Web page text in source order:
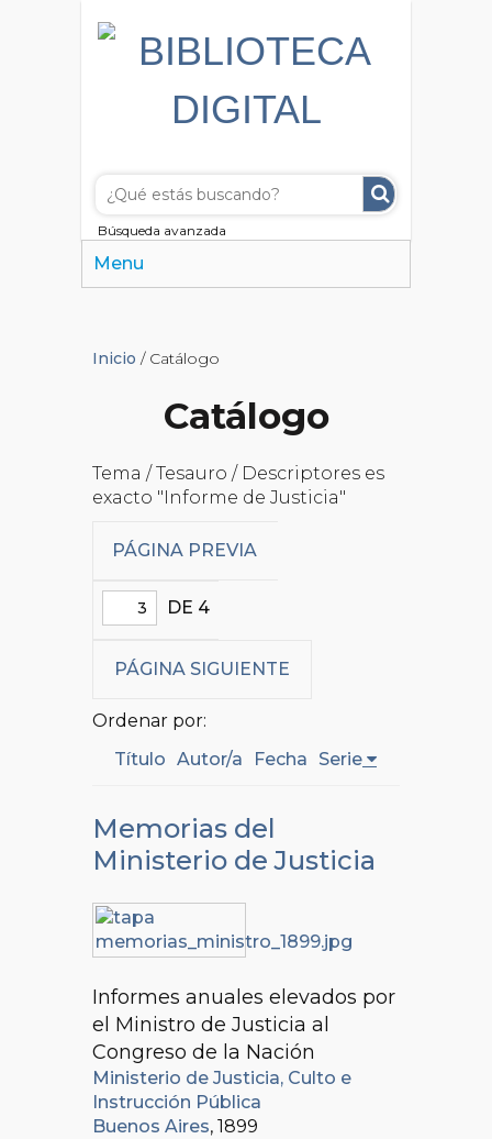
Búsqueda avanzada
Menu
Inicio / Catálogo
Catálogo
Tema / Tesauro / Descriptores es
exacto "Informe de Justicia"
PÁGINA PREVIA
DE 4
PÁGINA SIGUIENTE
Ordenar por:
Título Autor/a Fecha Serie
Memorias del
Ministerio de Justicia
Informes anuales elevados por
el Ministro de Justicia al
Congreso de la Nación
Ministerio de Justicia, Culto e
Instrucción Pública
Buenos Aires, 1899